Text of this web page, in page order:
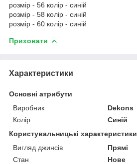
розмір - 56 колір - синій
розмір - 58 колір - синій
розмір - 60 колір - синій
Приховати
Характеристики
Основні атрибути
Виробник
Dekons
Колір
Синій
Користувальницькі характеристики
Вигляд джинсів
Прямі
Стан
Нове